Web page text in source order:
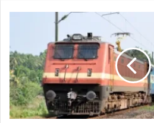
booking:
ऑनलाइन
ट्रेन
टिकट
बुकिंग
के